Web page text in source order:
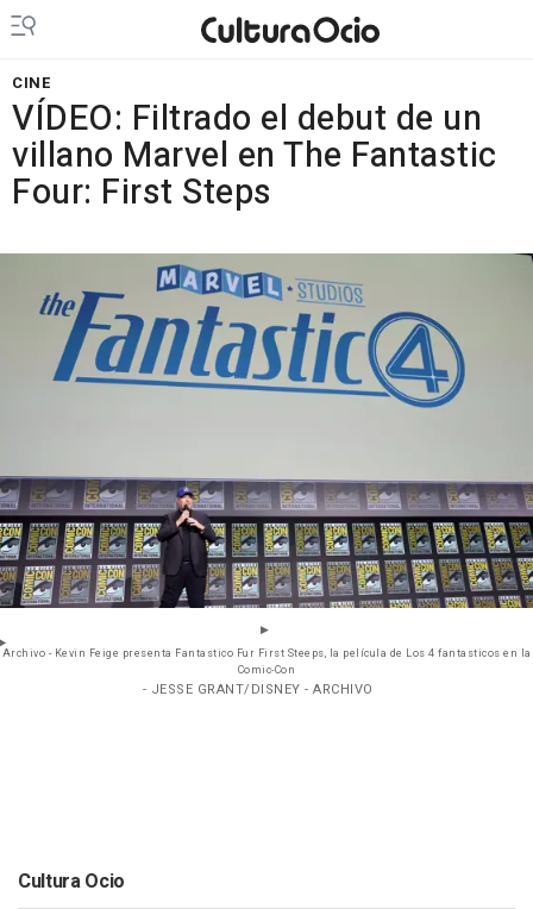
CINE
VÍDEO: Filtrado el debut de un
villano Marvel en The Fantastic
Four: First Steps
Archivo - Kevin Feige presenta Fantastico Fur First Steeps, la película de Los 4 fantasticos en la
Comic-Con
- JESSE GRANT/DISNEY - ARCHIVO
Cultura Ocio